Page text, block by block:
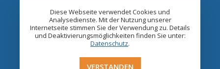
Diese Webseite verwendet Cookies und
Analysedienste. Mit der Nutzung unserer
Internetseite stimmen Sie der Verwendung zu. Details
und Deaktivierungsmöglichkeiten finden Sie unter:
Datenschutz.
VERSTANDEN